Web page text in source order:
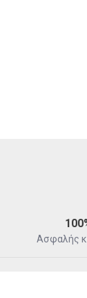
Ασφαλής